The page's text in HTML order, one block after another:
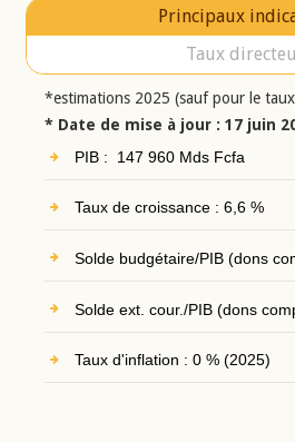
Principaux
Taux
*estimations 2025 (sauf pour le
* Date de mise à jour : 17 juin
PIB : 147 960 Mds Fcfa
Taux de croissance : 6,6 %
Solde budgétaire/PIB (dons
Solde ext. cour./PIB (dons
Taux d'inflation : 0 % (2025)